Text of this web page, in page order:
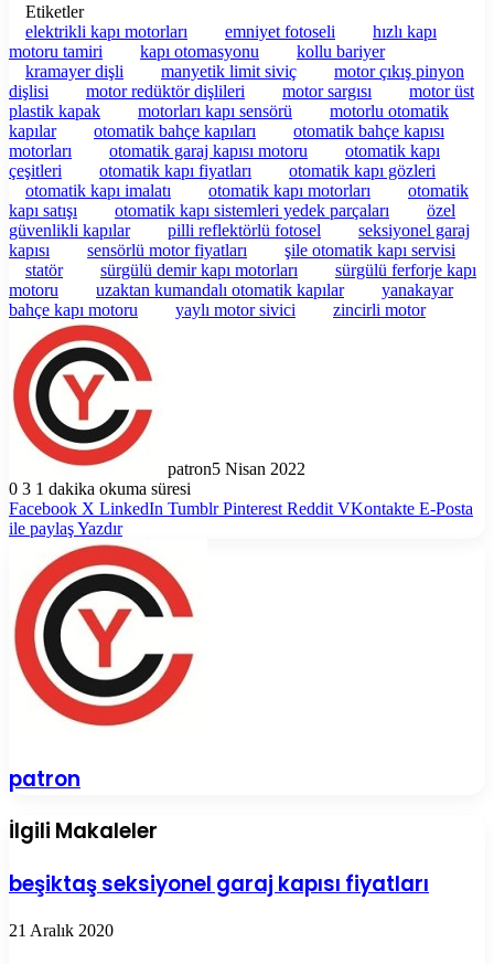
Etiketler
elektrikli kapı motorları
emniyet fotoseli
hızlı kapı
motoru tamiri
kapı otomasyonu
kollu bariyer
kramayer dişli
manyetik limit siviç
motor çıkış pinyon
dişlisi
motor redüktör dişlileri motor sargısı
motor üst
plastik kapak
motorları kapı sensörü
motorlu otomatik
kapılar
otomatik bahçe kapıları
otomatik bahçe kapısı
motorları
otomatik garaj kapısı motoru
otomatik kapı
çeşitleri
otomatik kapı fiyatları
otomatik kapı gözleri
otomatik kapı imalatı
otomatik kapı motorları
otomatik
kapı satışı
otomatik kapı sistemleri yedek parçaları
özel
güvenlikli kapılar
pilli reflektörlü fotosel
seksiyonel garaj
kapısı
sensörlü motor fiyatları
şile otomatik kapı servisi
statör
sürgülü demir kapı motorları
sürgülü ferforje kapı
motoru
uzaktan kumandalı otomatik kapılar
yanakayar
bahçe kapı motoru
yaylı motor sivici zincirli motor
patron5 Nisan 2022
0 3 1 dakika okuma süresi
Facebook X LinkedIn Tumblr Pinterest Reddit VKontakte E-Posta
ile paylaşYazdır
patron
İlgili Makaleler
beşiktaş seksiyonel garaj kapısı fiyatları
21 Aralık 2020